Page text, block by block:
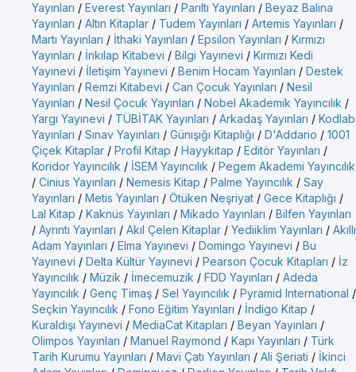
Yayınları / Everest Yayınları / Parıltı Yayınları / Beyaz Balina
Yayınları / Altın Kitaplar / Tudem Yayınları / Artemis Yayınları /
Martı Yayınları / İthaki Yayınları / Epsilon Yayınları / Kırmızı
Yayınları / İnkılap Kitabevi / Bilgi Yayınevi / Kırmızı Kedi
Yayınevi / İletişim Yayınevi / Benim Hocam Yayınları / Destek
Yayınları / Remzi Kitabevi / Can Çocuk Yayınları / Nesil
Yayınları / Nesil Çocuk Yayınları / Nobel Akademik Yayıncılık /
Yargı Yayınevi / TÜBİTAK Yayınları / Arkadaş Yayınları / Kodlab
Yayınları / Sınav Yayınları / Günışığı Kitaplığı / D'Addario / 1001
Çiçek Kitaplar / Profil Kitap / Hayykitap / Editör Yayınları /
Koridor Yayıncılık / İSEM Yayıncılık / Pegem Akademi Yayıncılık
/ Cinius Yayınları / Nemesis Kitap / Palme Yayıncılık / Say
Yayınları / Metis Yayınları / Ötüken Neşriyat / Gece Kitaplığı /
Lal Kitap / Kaknüs Yayınları / Mikado Yayınları / Bilfen Yayınları
/ Ayrıntı Yayınları / Akıl Çelen Kitaplar / Yediiklim Yayınları / Akıllı
Adam Yayınları / Elma Yayınevi / Domingo Yayınevi / Bu
Yayınevi / Delta Kültür Yayınevi / Pearson Çocuk Kitapları / İz
Yayıncılık / Müzik / İmecemuzik / FDD Yayınları / Adeda
Yayıncılık / Genç Timaş / Sel Yayıncılık / Pyramid International /
Seçkin Yayıncılık / Fono Eğitim Yayınları / İndigo Kitap /
Kuraldışı Yayınevi / MediaCat Kitapları / Beyan Yayınları /
Olimpos Yayınları / Manuel Raymond / Kapı Yayınları / Türk
Tarih Kurumu Yayınları / Mavi Çatı Yayınları / Ali Şeriati / İkinci